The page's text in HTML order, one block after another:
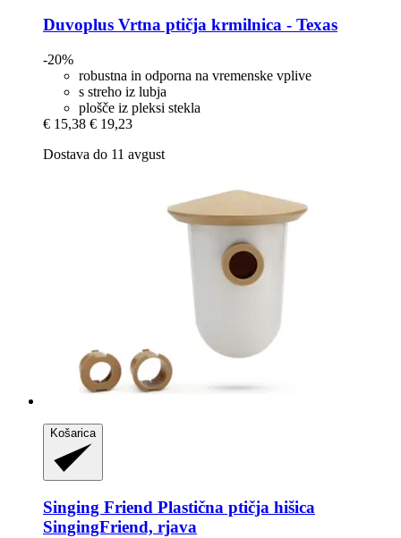
Duvoplus Vrtna ptičja krmilnica -​ Texas
-20%
robustna in odporna na vremenske vplive
s streho iz lubja
plošče iz pleksi stekla
€ 15,38 € 19,23
Dostava do 11 avgust
Košarica
Singing Friend Plastična ptičja hišica
SingingFriend, rjava